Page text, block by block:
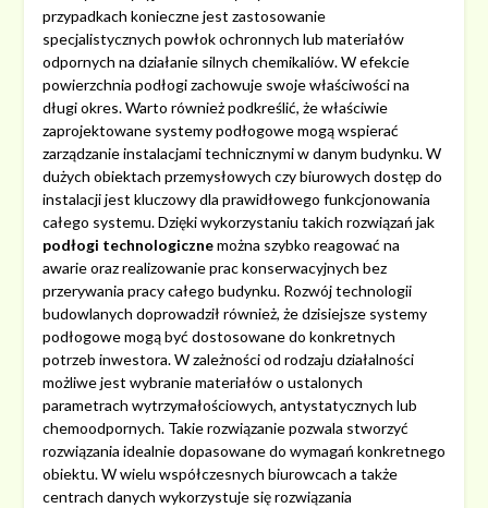
przypadkach konieczne jest zastosowanie
specjalistycznych powłok ochronnych lub materiałów
odpornych na działanie silnych chemikaliów. W efekcie
powierzchnia podłogi zachowuje swoje właściwości na
długi okres. Warto również podkreślić, że właściwie
zaprojektowane systemy podłogowe mogą wspierać
zarządzanie instalacjami technicznymi w danym budynku. W
dużych obiektach przemysłowych czy biurowych dostęp do
instalacji jest kluczowy dla prawidłowego funkcjonowania
całego systemu. Dzięki wykorzystaniu takich rozwiązań jak
podłogi technologicznemożna szybko reagować na
awarie oraz realizowanie prac konserwacyjnych bez
przerywania pracy całego budynku. Rozwój technologii
budowlanych doprowadził również, że dzisiejsze systemy
podłogowe mogą być dostosowane do konkretnych
potrzeb inwestora. W zależności od rodzaju działalności
możliwe jest wybranie materiałów o ustalonych
parametrach wytrzymałościowych, antystatycznych lub
chemoodpornych. Takie rozwiązanie pozwala stworzyć
rozwiązania idealnie dopasowane do wymagań konkretnego
obiektu. W wielu współczesnych biurowcach a także
centrach danych wykorzystuje się rozwiązania